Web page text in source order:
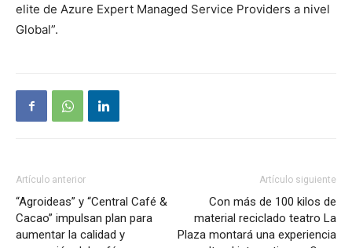
elite de Azure Expert Managed Service Providers a nivel
Global”.
Artículo anterior
“Agroideas” y “Central Café &
Cacao” impulsan plan para
aumentar la calidad y
Artículo siguiente
Con más de 100 kilos de
material reciclado teatro La
Plaza montará una experiencia